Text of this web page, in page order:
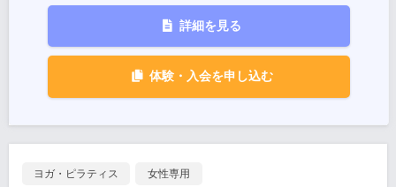
詳細を見る
体験・入会を申し込む
ヨガ・ピラティス 女性専用